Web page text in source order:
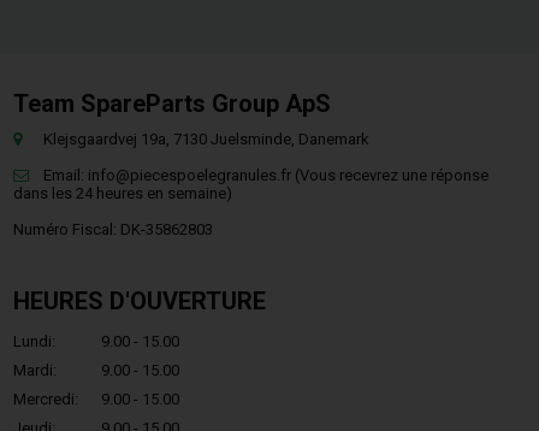
Team SpareParts Group ApS
Klejsgaardvej 19a, 7130 Juelsminde, Danemark
Email: info@piecespoelegranules.fr (Vous recevrez une réponse
dans les 24 heures en semaine)
Numéro Fiscal: DK-35862803
HEURES D'OUVERTURE
Lundi:
9.00 - 15.00
Mardi:
9.00 - 15.00
Mercredi:
9.00 - 15.00